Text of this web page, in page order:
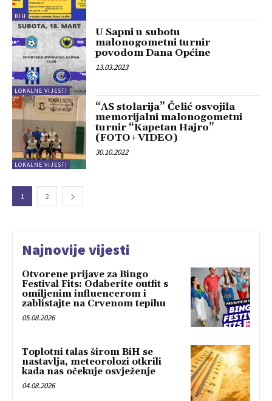
BIH
LOKALNE VIJESTI
U Sapni u subotu
malonogometni turnir
povodom Dana Općine
13.03.2023
LOKALNE VIJESTI
“AS stolarija” Čelić osvojila
memorijalni malonogometni
turnir “Kapetan Hajro”
(FOTO+VIDEO)
30.10.2022
1 2
Najnovije vijesti
Otvorene prijave za Bingo
Festival Fits: Odaberite outfit s
omiljenim influencerom i
zablistajte na Crvenom tepihu
05.08.2026
Toplotni talas širom BiH se
nastavlja, meteorolozi otkrili
kada nas očekuje osvježenje
04.08.2026